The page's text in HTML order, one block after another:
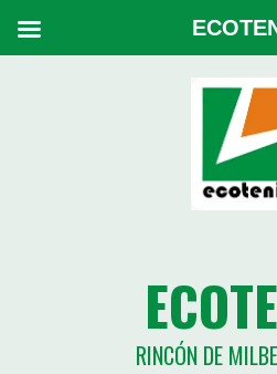
RINCÓN DE